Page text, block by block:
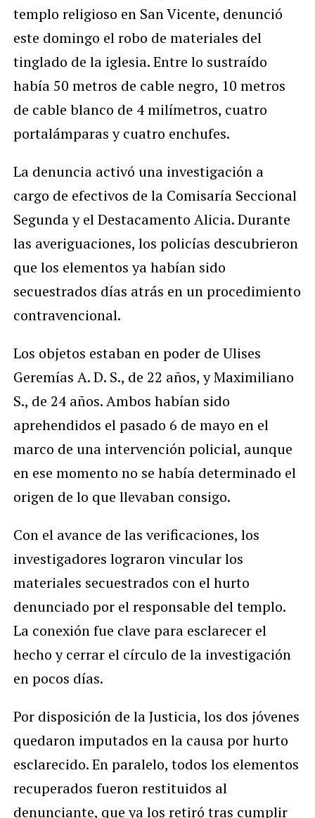
templo religioso en San Vicente, denunció
este domingo el robo de materiales del
tinglado de la iglesia. Entre lo sustraído
había 50 metros de cable negro, 10 metros
de cable blanco de 4 milímetros, cuatro
portalámparas y cuatro enchufes.
La denuncia activó una investigación a
cargo de efectivos de la Comisaría Seccional
Segunda y el Destacamento Alicia. Durante
las averiguaciones, los policías descubrieron
que los elementos ya habían sido
secuestrados días atrás en un procedimiento
contravencional.
Los objetos estaban en poder de Ulises
Geremías A. D. S., de 22 años, y Maximiliano
S., de 24 años. Ambos habían sido
aprehendidos el pasado 6 de mayo en el
marco de una intervención policial, aunque
en ese momento no se había determinado el
origen de lo que llevaban consigo.
Con el avance de las verificaciones, los
investigadores lograron vincular los
materiales secuestrados con el hurto
denunciado por el responsable del templo.
La conexión fue clave para esclarecer el
hecho y cerrar el círculo de la investigación
en pocos días.
Por disposición de la Justicia, los dos jóvenes
quedaron imputados en la causa por hurto
esclarecido. En paralelo, todos los elementos
recuperados fueron restituidos al
denunciante, que ya los retiró tras cumplir